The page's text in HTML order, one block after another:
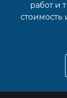
работ и